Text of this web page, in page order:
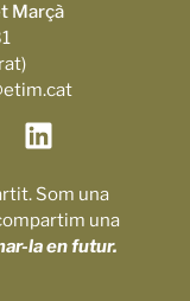
Marçà
Som una
una
la en futur.